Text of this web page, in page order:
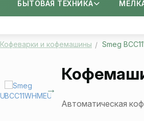
БЫТОВАЯ ТЕХНИКА
Кофеварки и кофемашины Smeg
Автоматическая